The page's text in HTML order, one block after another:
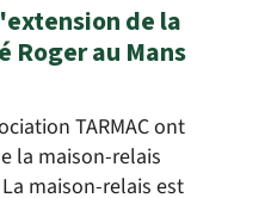
de la
Roger au Mans
TARMAC ont
la maison-relais
La maison-relais est